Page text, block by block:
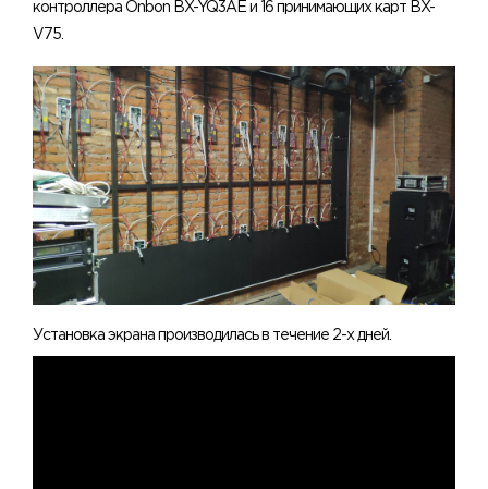
контроллера Onbon BX-YQ3AE и 16 принимающих карт BX-
V75.
Установка экрана производилась в течение 2-х дней.